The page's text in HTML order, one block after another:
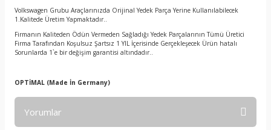
Volkswagen Grubu Araçlarınızda Orijinal Yedek Parça Yerine Kullanılabilecek
1.Kalitede Üretim Yapmaktadır..
Firmanın Kaliteden Ödün Vermeden Sağladığı Yedek Parçalarının Tümü Üretici
Firma Tarafından Koşulsuz Şartsız 1 YIL İçerisinde Gerçekleşecek Ürün hatalı
Sorunlarda 1`e bir değişim garantisi altındadır..
OPTİMAL (Made İn Germany)
Yorumlar